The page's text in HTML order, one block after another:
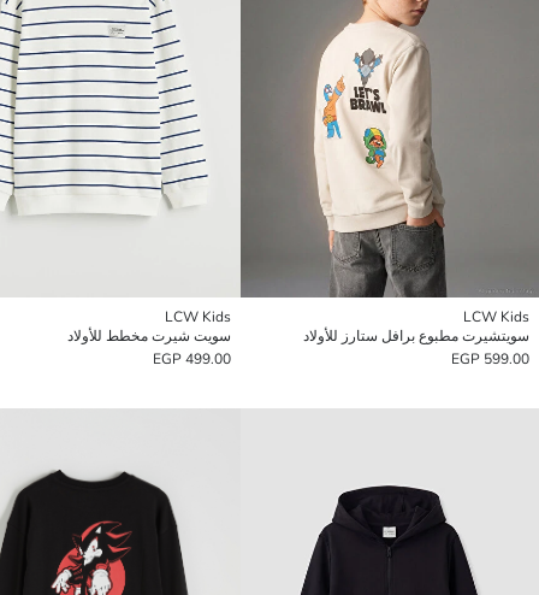
LCW Kids
سويتشيرت مطبوع برافل ستارز للأولاد
599.00 EGP
LCW Kids
سويت شيرت مخطط للأولاد
499.00 EGP